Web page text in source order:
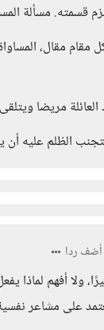
قسمته. مسألة
مقام مقال،
العائلة مريضا
الظلم عليه أن
أضف ردا
ولا أفهم لماذا
على مشاعر